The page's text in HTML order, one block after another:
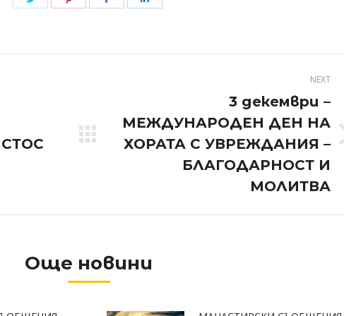
NEXT
Next
3 декември –
МЕЖДУНАРОДЕН ДЕН НА
ХОРАТА С УВРЕЖДАНИЯ –
БЛАГОДАРНОСТ И
МОЛИТВА
Още новини